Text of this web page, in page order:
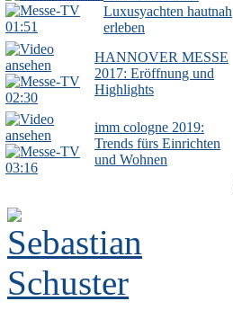
01:51
Luxusyachten hautnah
erleben
02:30
HANNOVER MESSE
2017: Eröffnung und
Highlights
03:16
imm cologne 2019:
Trends fürs Einrichten
und Wohnen